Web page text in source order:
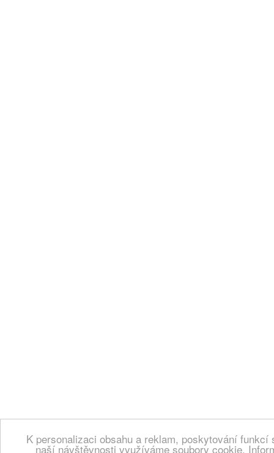
K personalizaci obsahu a reklam, poskytování
naší návštěvnosti využíváme soubory cookie.